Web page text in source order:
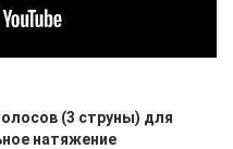
(3 струны) для
натяжение